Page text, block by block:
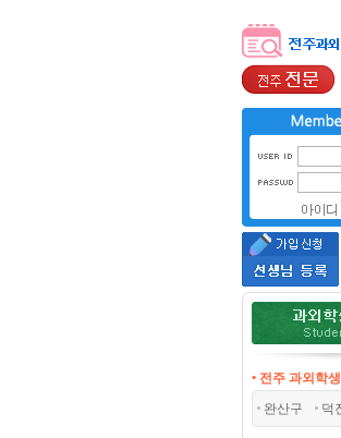
• 전주 과외학생
완산구
덕